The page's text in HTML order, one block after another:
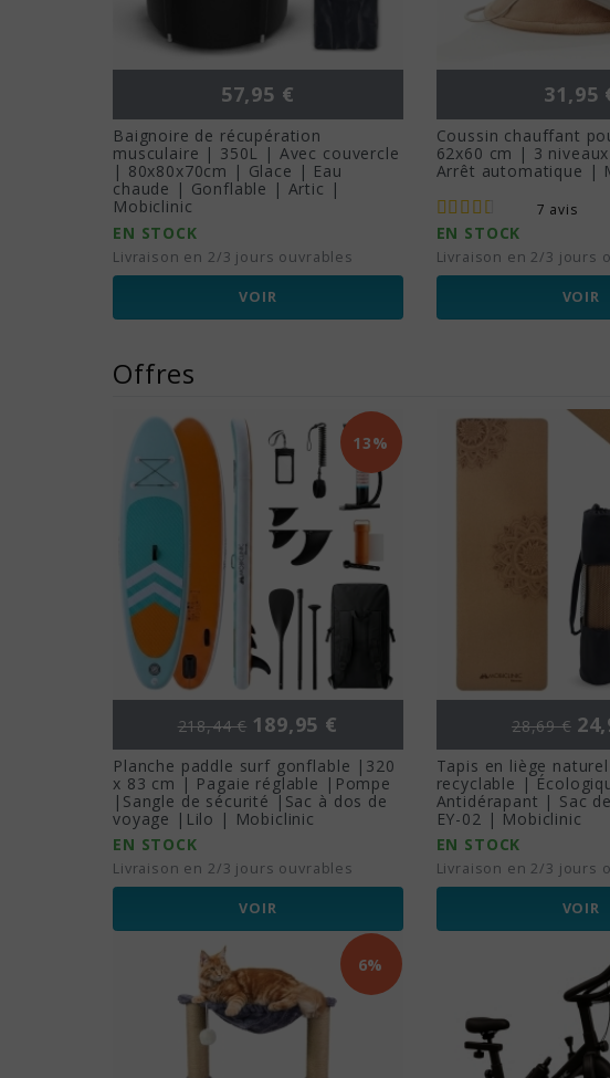
Prix
57,95 €
Baignoire de récupération
musculaire | 350L | Avec couvercle
| 80x80x70cm | Glace | Eau
chaude | Gonflable | Artic |
Mobiclinic
EN STOCK
Livraison en 2/3 jours ouvrables
VOIR
Prix
31,95
Coussin chauffant
62x60 cm | 3
Arrêt automatique |
7 avis
EN STOCK
Livraison en 2/3 jours
VOIR
Offres
Prix de base
218,44 € Prix
189,95 €
Planche paddle surf gonflable |320
x 83 cm | Pagaie réglable |Pompe
|Sangle de sécurité |Sac à dos de
voyage |Lilo | Mobiclinic
13%
EN STOCK
Livraison en 2/3 jours ouvrables
VOIR
Prix de base
28,69 € Prix
Tapis en liège
recyclable |
Antidérapant | Sac
EY-02 | Mobiclinic
EN STOCK
Livraison en 2/3 jours
VOIR
6%